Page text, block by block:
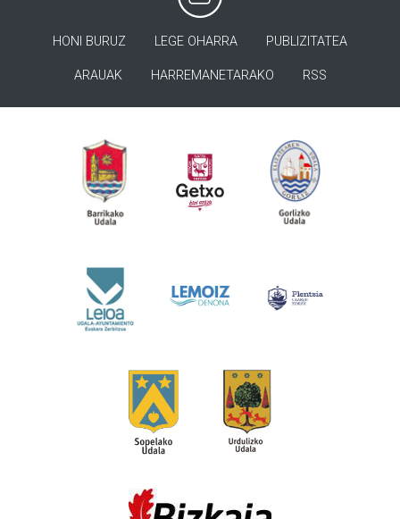
HONI BURUZ LEGE OHARRA PUBLIZITATEA
ARAUAK HARREMANETARAKO RSS